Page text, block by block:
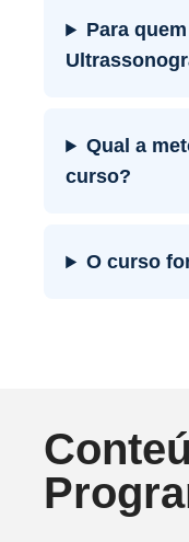
Para
Qual a
curso?
O curso